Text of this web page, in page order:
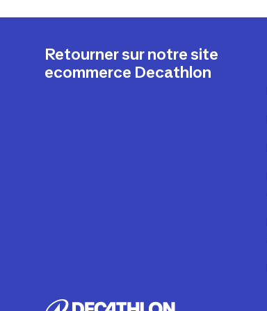
Retourner sur notre site
ecommerce Decathlon